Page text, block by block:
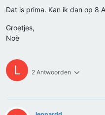
Dat is prima. Kan ik dan op 8
Groetjes,
Noè
L 2 Antwoorden